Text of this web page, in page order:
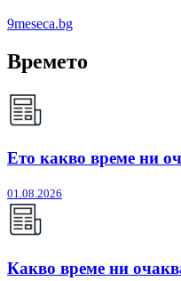
9meseca.bg
Времето
Ето какво време ни
01.08.2026
Какво време ни